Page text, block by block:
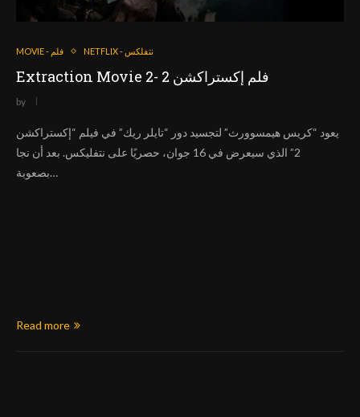
MOVIE - فلم NETFLIX - نتفلكس
Extraction Movie 2- فلم إكستراكشن 2
by
يعود “كريس هيمسوورث” لتجسيد دور “تايلر ريك” في فيلم “إكستراكشن
2” الذي سيعرض في 16 جوان، حصريًا على نتفليكس. بعد أن نجا
بصعوبة…
Read more